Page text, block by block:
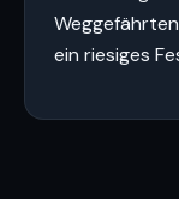
ein riesiges